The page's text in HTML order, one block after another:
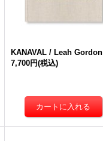
KANAVAL / Leah Gordon
7,700円(税込)